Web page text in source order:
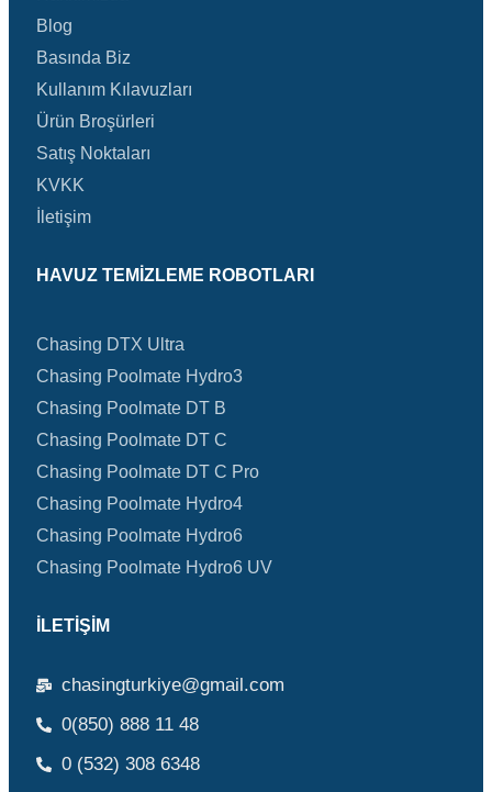
Blog
Basında Biz
Kullanım Kılavuzları
Ürün Broşürleri
Satış Noktaları
KVKK
İletişim
HAVUZ TEMIZLEME ROBOTLARI
Chasing DTX Ultra
Chasing Poolmate Hydro3
Chasing Poolmate DT B
Chasing Poolmate DT C
Chasing Poolmate DT C Pro
Chasing Poolmate Hydro4
Chasing Poolmate Hydro6
Chasing Poolmate Hydro6 UV
İLETIŞIM
chasingturkiye@gmail.com
0(850) 888 11 48
0 (532) 308 6348